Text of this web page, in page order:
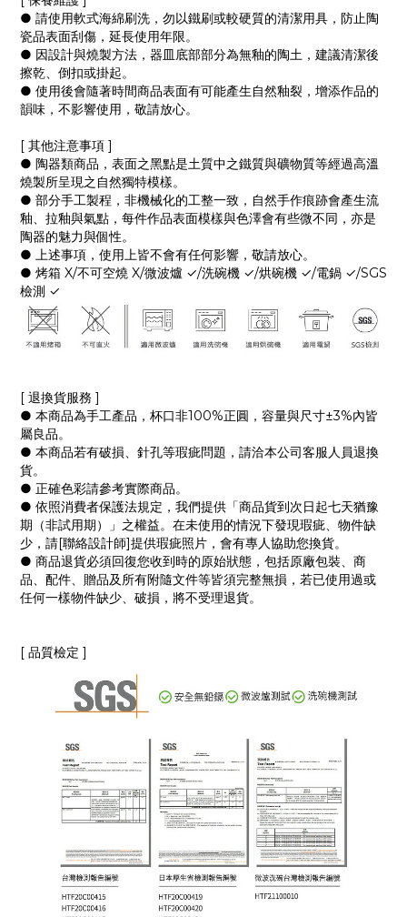
● 請使用軟式海綿刷洗，勿以鐵刷或較硬質的清潔用具，防止陶
瓷品表面刮傷，延長使用年限。
● 因設計與燒製方法，器皿底部部分為無釉的陶土，建議清潔後
擦乾、倒扣或掛起。
● 使用後會隨著時間商品表面有可能產生自然釉裂，增添作品的
韻味，不影響使用，敬請放心。
[ 其他注意事項 ]
● 陶器類商品，表面之黑點是土質中之鐵質與礦物質等經過高溫
燒製所呈現之自然獨特模樣。
● 部分手工製程，非機械化的工整一致，自然手作痕跡會產生流
釉、拉釉與氣點，每件作品表面模樣與色澤會有些微不同，亦是
陶器的魅力與個性。
● 上述事項，使用上皆不會有任何影響，敬請放心。
● 烤箱 X/不可空燒 X/微波爐 ✓/洗碗機 ✓/烘碗機 ✓/電鍋 ✓/SGS
檢測 ✓
[ 退換貨服務 ]
● 本商品為手工產品，杯口非100%正圓，容量與尺寸±3%內皆
屬良品。
● 本商品若有破損、針孔等瑕疵問題，請洽本公司客服人員退換
貨。
● 正確色彩請參考實際商品。
● 依照消費者保護法規定，我們提供「商品貨到次日起七天猶豫
期（非試用期）」之權益。在未使用的情況下發現瑕疵、物件缺
少，請[聯絡設計師]提供瑕疵照片，會有專人協助您換貨。
● 商品退貨必須回復您收到時的原始狀態，包括原廠包裝、商
品、配件、贈品及所有附隨文件等皆須完整無損，若已使用過或
任何一樣物件缺少、破損，將不受理退貨。
[ 品質檢定 ]